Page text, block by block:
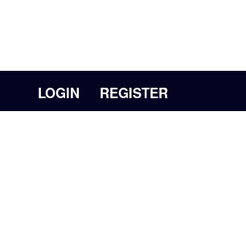
LOGIN REGISTER